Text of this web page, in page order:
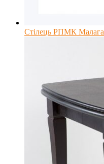
Стілець РПМК Малага